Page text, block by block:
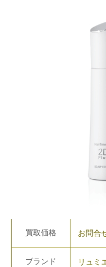
買取価格 お問合
ブランド リュミ